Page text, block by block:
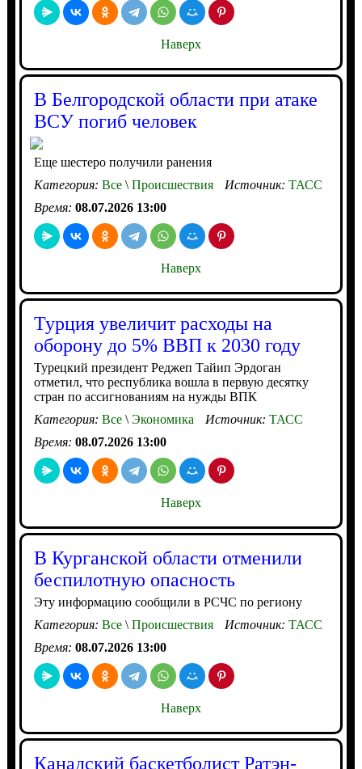
Наверх
В Белгородской области при атаке
ВСУ погиб человек
Еще шестеро получили ранения
Категория: Все\Происшествия Источник: ТАСС
Время: 08.07.2026 13:00
Наверх
Турция увеличит расходы на
оборону до 5% ВВП к 2030 году
Турецкий президент Реджеп Тайип Эрдоган
отметил, что республика вошла в первую десятку
стран по ассигнованиям на нужды ВПК
Категория: Все\Экономика Источник: ТАСС
Время: 08.07.2026 13:00
Наверх
В Курганской области отменили
беспилотную опасность
Эту информацию сообщили в РСЧС по региону
Категория: Все\Происшествия Источник: ТАСС
Время: 08.07.2026 13:00
Наверх
Канадский баскетболист Ратэн-